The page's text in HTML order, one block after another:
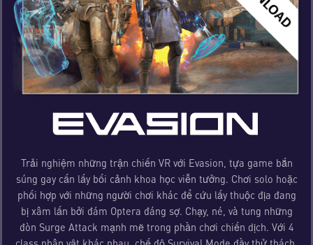
Trải nghiệm những trận chiến VR với Evasion, tựa game bắn
súng gay cấn lấy bối cảnh khoa học viễn tưởng. Chơi solo hoặc
phối hợp với những người chơi khác để cứu lấy thuộc địa đang
bị xâm lấn bởi đám Optera đáng sợ. Chạy, né, và tung những
đòn Surge Attack mạnh mẽ trong phần chơi chiến dịch. Với 4